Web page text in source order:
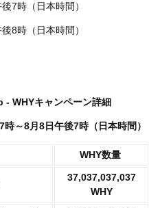
7時（日本時間）
8時（日本時間）
- WHYキャンペーン詳細
時～8月8日午後7時（日本時間）
WHY数量
37,037,037,037
WHY